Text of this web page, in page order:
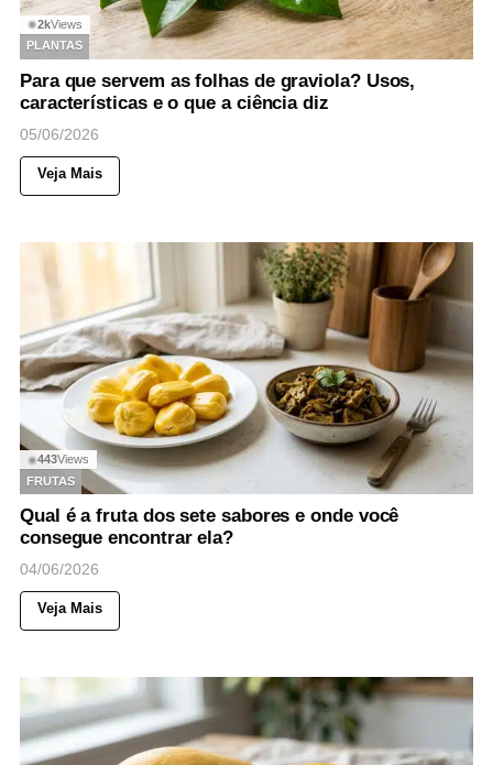
◉2kViews
PLANTAS
Para que servem as folhas de graviola? Usos,
características e o que a ciência diz
05/06/2026
Veja Mais
◉443Views
FRUTAS
Qual é a fruta dos sete sabores e onde você
consegue encontrar ela?
04/06/2026
Veja Mais